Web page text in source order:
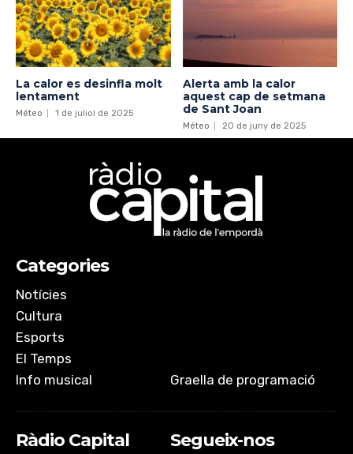
La calor es desinfla molt
lentament
Méteo 1 de juliol de 2025
Alerta amb la calor
aquest cap de setmana
de Sant Joan
Méteo 20 de juny de 2025
Categories
Notícies
Cultura
Esports
El Temps
Info musical
Graella de programació
Ràdio Capital Segueix-nos